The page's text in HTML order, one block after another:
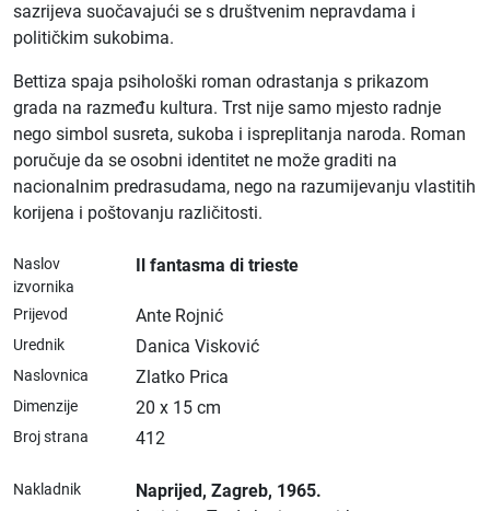
sazrijeva suočavajući se s društvenim nepravdama i
političkim sukobima.
Bettiza spaja psihološki roman odrastanja s prikazom
grada na razmeđu kultura. Trst nije samo mjesto radnje
nego simbol susreta, sukoba i ispreplitanja naroda. Roman
poručuje da se osobni identitet ne može graditi na
nacionalnim predrasudama, nego na razumijevanju vlastitih
korijena i poštovanju različitosti.
Naslov
izvornika
Il fantasma di trieste
Prijevod Ante Rojnić
Urednik Danica Visković
Naslovnica Zlatko Prica
Dimenzije 20 x 15 cm
Broj strana 412
Nakladnik Naprijed, Zagreb, 1965.